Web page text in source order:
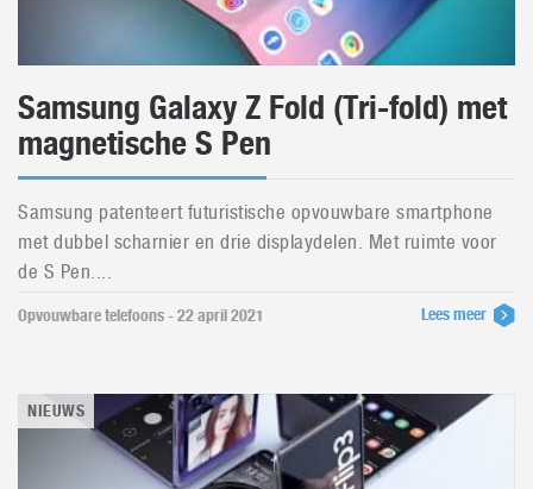
Samsung Galaxy Z Fold (Tri-fold) met
magnetische S Pen
Samsung patenteert futuristische opvouwbare smartphone
met dubbel scharnier en drie displaydelen. Met ruimte voor
de S Pen....
Opvouwbare telefoons - 22 april 2021 Lees meer
NIEUWS